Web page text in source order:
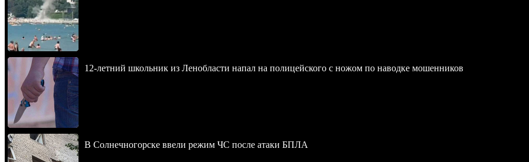
12-летний школьник из Ленобласти напал на полицейского с ножом по наводке мошенников
В Солнечногорске ввели режим ЧС после атаки БПЛА